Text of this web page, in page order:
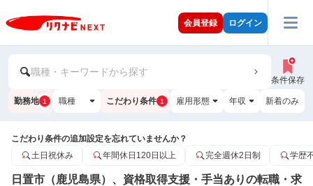
会員登録 ログイン
職種・キーワードから探す
条件保存
勤務地 1 職種 こだわり条件 1 雇用形態 年収 新着のみ
こだわり条件の追加設定を忘れていませんか？
土日祝休み
年間休日120日以上 完全週休2日制 学歴
日置市（鹿児島県）、資格取得支援・手当ありの転職・求